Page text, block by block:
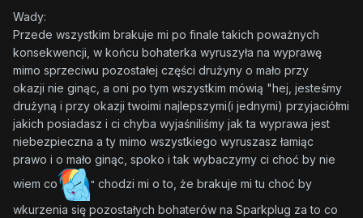
Wady:
Przede wszystkim brakuje mi po finale takich poważnych
konsekwencji, w końcu bohaterka wyruszyła na wyprawę
mimo sprzeciwu pozostałej części drużyny o mało przy
okazji nie ginąc, a oni po tym wszystkim mówią "hej, jesteśmy
drużyną i przy okazji twoimi najlepszymi(i jednymi) przyjaciółmi
jakich posiadasz i ci chyba wyjaśniliśmy jak ta wyprawa jest
niebezpieczna a ty mimo wszystkiego wyruszasz łamiąc
prawo i o mało ginąc, spoko i tak wybaczymy ci choć by nie
wiem co
" chodzi mi o to, że brakuje mi tu choć by
wkurzenia się pozostałych bohaterów na Sparkplug za to co